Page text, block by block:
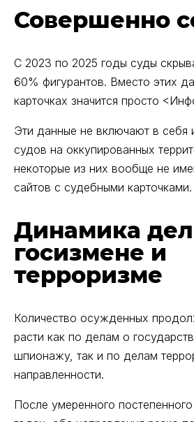
Совершенно
С 2023 по 2025 годы суды
60% фигурантов. Вместо этих
карточках значится просто
Эти данные не включают в себя
судов на оккупированных
некоторые из них вообще не
сайтов с судебными карточками.
Динамика
госизмене и
терроризме
Количество осужденных
расти как по делам о
шпионажу, так и по делам
направленности.
После умеренного